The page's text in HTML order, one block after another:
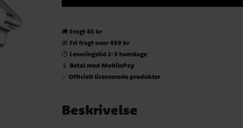
🚚 Fragt 45 kr
🎁 Fri fragt over 499 kr
⏱️ Leveringstid 2-3 hverdage
📱 Betal med MobilePay
✅Officielt licenserede produkter
Beskrivelse